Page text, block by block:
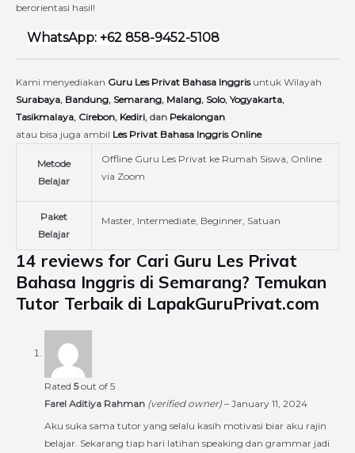
berorientasi hasil!
WhatsApp: +62 858-9452-5108
Kami menyediakan Guru Les Privat Bahasa Inggris untuk Wilayah
Surabaya, Bandung, Semarang, Malang, Solo,Yogyakarta,
Tasikmalaya, Cirebon, Kediri, dan Pekalongan
atau bisa juga ambil Les Privat Bahasa Inggris Online
Metode
Belajar
Offline Guru Les Privat ke Rumah Siswa, Online
via Zoom
Paket
Belajar
Master, Intermediate, Beginner, Satuan
14 reviews for Cari Guru Les Privat
Bahasa Inggris di Semarang? Temukan
Tutor Terbaik di LapakGuruPrivat.com
Rated 5out of 5
Farel Aditiya Rahman (verified owner) – January 11, 2024
Aku suka sama tutor yang selalu kasih motivasi biar aku rajin
belajar. Sekarang tiap hari latihan speaking dan grammar jadi